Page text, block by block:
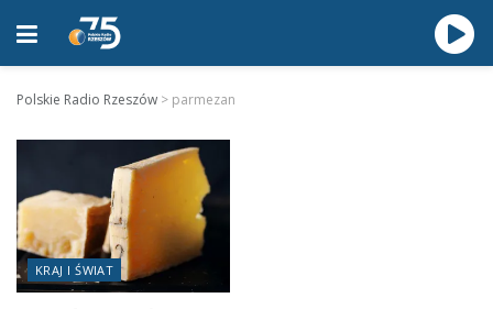
Polskie Radio Rzeszów > parmezan
KRAJ I ŚWIAT